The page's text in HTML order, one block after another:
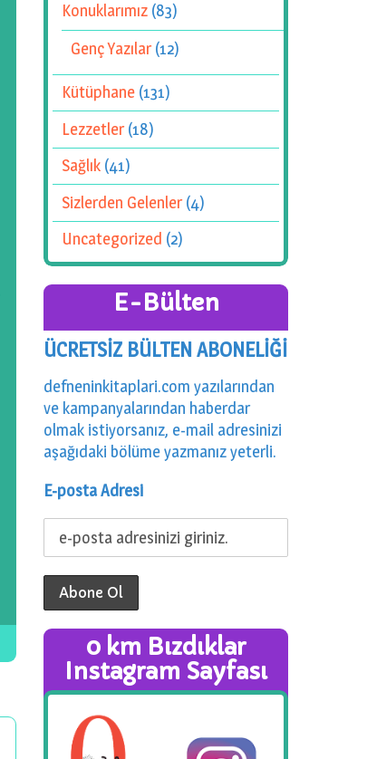
Konuklarımız (83)
Genç Yazılar(12)
Kütüphane (131)
Lezzetler(18)
Sağlık (41)
Sizlerden Gelenler(4)
Uncategorized (2)
E-Bülten
ÜCRETSİZ BÜLTEN ABONELİĞİ
defneninkitaplari.com yazılarından
ve kampanyalarından haberdar
olmak istiyorsanız, e-mail adresinizi
aşağıdaki bölüme yazmanız yeterli.
E-posta Adresi
0 km Bızdıklar
Instagram Sayfası